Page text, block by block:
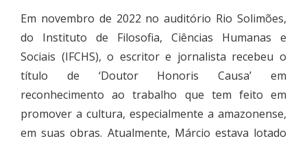
Em novembro de 2022 no auditório Rio Solimões,
do Instituto de Filosofia, Ciências Humanas e
Sociais (IFCHS), o escritor e jornalista recebeu o
título de ‘Doutor Honoris Causa’ em
reconhecimento ao trabalho que tem feito em
promover a cultura, especialmente a amazonense,
em suas obras. Atualmente, Márcio estava lotado